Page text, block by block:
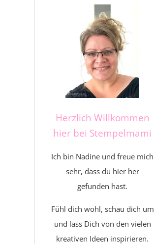
Herzlich Willkommen
hier bei Stempelmami
Ich bin Nadine und freue mich
sehr, dass du hier her
gefunden hast.
Fühl dich wohl, schau dich um
und lass Dich von den vielen
kreativen Ideen inspirieren.